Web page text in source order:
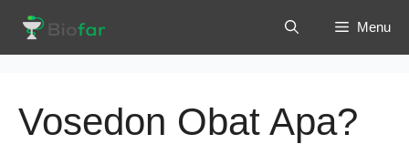
isi
Menu
Vosedon Obat Apa?